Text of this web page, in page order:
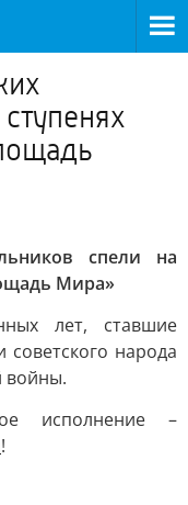
спели на
Мира»
лет, ставшие
народа
войны.
исполнение –
!